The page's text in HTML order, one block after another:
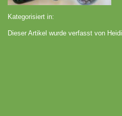
Kategorisiert in:
Dieser Artikel wurde verfasst von Heidi